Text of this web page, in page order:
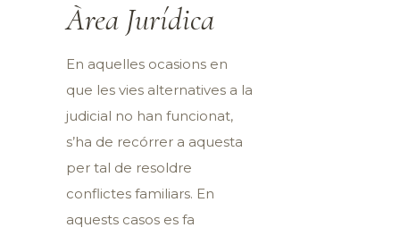
Àrea Jurídica
En aquelles ocasions en
que les vies alternatives a la
judicial no han funcionat,
s’ha de recórrer a aquesta
per tal de resoldre
conflictes familiars. En
aquests casos es fa